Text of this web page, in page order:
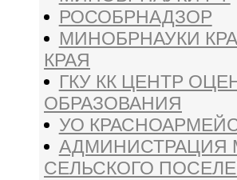
РОСОБРНАДЗОР
МИНОБРНАУКИ
КРАЯ
ГКУ КК ЦЕНТР
ОБРАЗОВАНИЯ
УО
АДМИНИСТРАЦИЯ
СЕЛЬСКОГО